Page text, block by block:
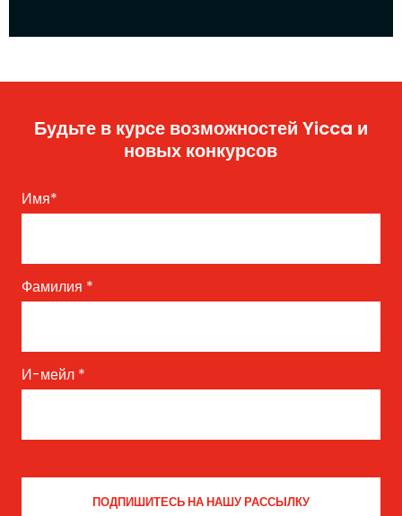
Будьте в курсе возможностей Yicca и
новых конкурсов
Имя*
Фамилия *
И-мейл *